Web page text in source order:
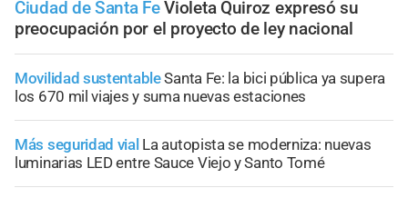
Ciudad de Santa Fe Violeta Quiroz expresó su
preocupación por el proyecto de ley nacional
Movilidad sustentableSanta Fe: la bici pública ya supera
los 670 mil viajes y suma nuevas estaciones
Más seguridad vial La autopista se moderniza: nuevas
luminarias LED entre Sauce Viejo y Santo Tomé